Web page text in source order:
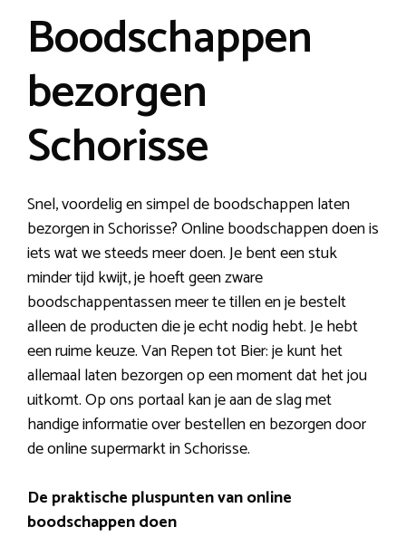
Boodschappen
bezorgen
Schorisse
Snel, voordelig en simpel de boodschappen laten
bezorgen in Schorisse? Online boodschappen doen is
iets wat we steeds meer doen. Je bent een stuk
minder tijd kwijt, je hoeft geen zware
boodschappentassen meer te tillen en je bestelt
alleen de producten die je echt nodig hebt. Je hebt
een ruime keuze. Van Repen tot Bier: je kunt het
allemaal laten bezorgen op een moment dat het jou
uitkomt. Op ons portaal kan je aan de slag met
handige informatie over bestellen en bezorgen door
de online supermarkt in Schorisse.
De praktische pluspunten van online
boodschappen doen